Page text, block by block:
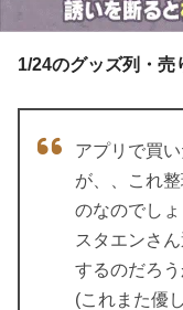
1/24のグッズ列・売
アプリで買
が、、これ
のなのでし
スタエンさ
するのだろ
(これまた優